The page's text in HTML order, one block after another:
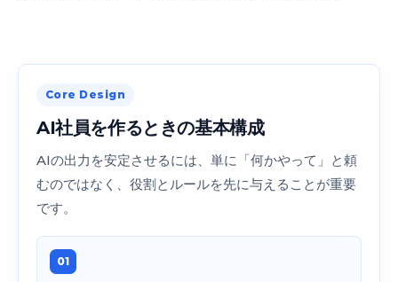
Core Design
AI社員を作るときの基本構成
AIの出力を安定させるには、単に「何かやって」と頼
むのではなく、役割とルールを先に与えることが重要
です。
01